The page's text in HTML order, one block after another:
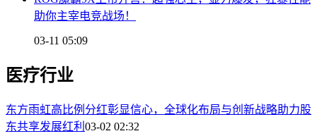
助你主宰电竞战场！
03-11 05:09
医疗行业
东方雨虹高比例分红彰显信心，全球化布局与创新战略助力股
东共享发展红利 03-02 02:32